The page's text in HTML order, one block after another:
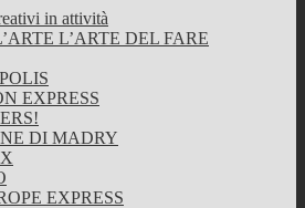
in attività
L’ARTE DEL FARE
EXPRESS
DI MADRY
EXPRESS